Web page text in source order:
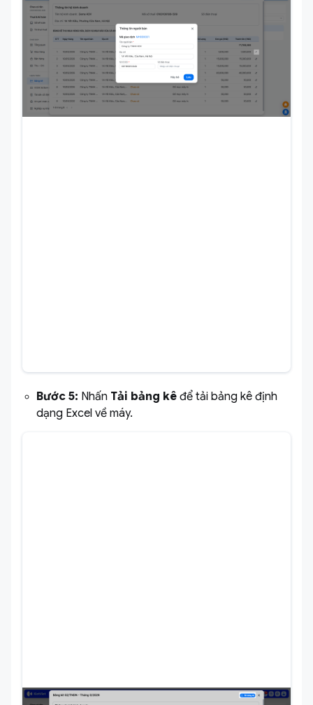
Bước 5: Nhấn Tải bảng kê để tải bảng kê định
dạng Excel về máy.